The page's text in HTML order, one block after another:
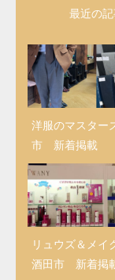
最近の
洋服のマスター
市 新着掲載
リュウズ＆メイ
酒田市 新着掲